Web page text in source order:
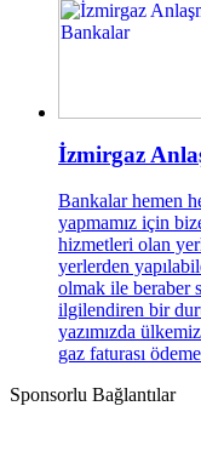
İzmirgaz
Bankalar hemen
yapmamız için
hizmetleri olan
yerlerden
olmak ile beraber
ilgilendiren bir
yazımızda
gaz faturası
Sponsorlu Bağlantılar